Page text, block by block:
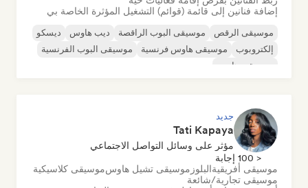
إضافة فنانين إلى قائمة (قوائم) التشغيل المؤثرة الخاصة بي
موسيقى الرقص موسيقى البوب الراقصة ديب هاوس
ديسكو
إلكتروبوب
موسيقى هاوس فرنسية
موسيقى البوب الفرنسية
موسيقى هاوس
جديد
Tati Kapaya
مؤثر على وسائل التواصل الاجتماعي
< 100 إجابة
موسيقى أفريقيةالبلوز موسيقى تشيل هاوسموسيقى كلاسيكية
موسيقى تجارية/شائعة